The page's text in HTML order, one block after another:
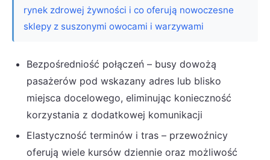
rynek zdrowej żywności i co oferują nowoczesne
sklepy z suszonymi owocami i warzywami
Bezpośredniość połączeń – busy dowożą
pasażerów pod wskazany adres lub blisko
miejsca docelowego, eliminując konieczność
korzystania z dodatkowej komunikacji
Elastyczność terminów i tras – przewoźnicy
oferują wiele kursów dziennie oraz możliwość